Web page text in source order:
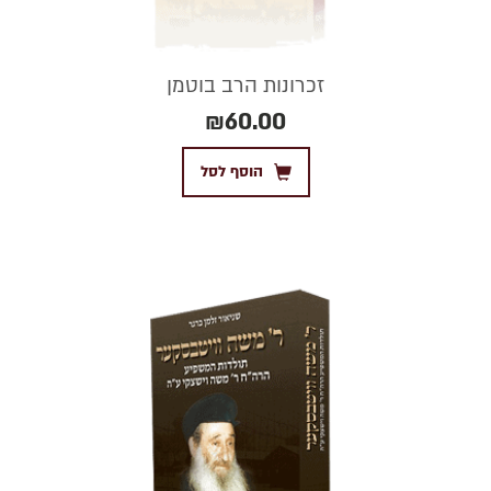
זכרונות הרב בוטמן
₪60.00
הוסף לסל